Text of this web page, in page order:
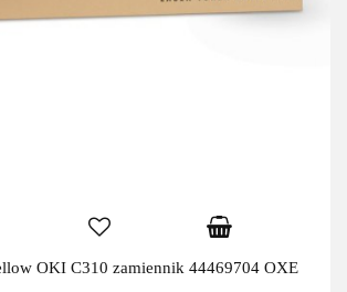
OKI C310 zamiennik 44469704 OXE